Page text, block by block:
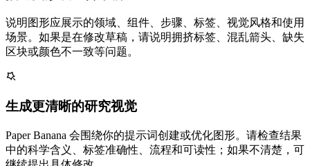
说明图形应展示的领域、组件、步骤、标签、视觉风格和使用
场景。如果是在修改草稿，请说明拥挤标签、混乱箭头、缺失
区块或颜色不一致等问题。
生成更清晰的研究视觉
Paper Banana 会围绕你的提示词创建或优化图形。请检查结果
中的科学含义、标签准确性、流程和可读性；如果不清楚，可